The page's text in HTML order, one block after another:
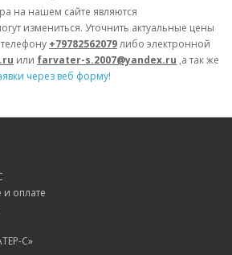
на нашем сайте являются
измениться. Уточнить актуальные цены
+79782562079либо электронной
или farvater-s.2007@yandex.ru ,а так же
через веб форму!
оплате
С»